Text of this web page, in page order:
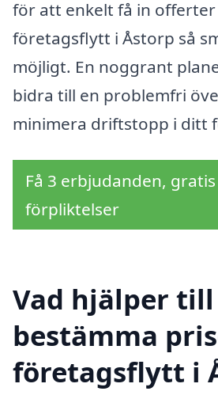
för att enkelt få in
företagsflytt i Åstorp så
möjligt. En noggrant
bidra till en problemfri
minimera driftstopp i ditt
Få 3 erbjudanden,
förpliktelser
Vad hjälper
bestämma
företagsflytt i